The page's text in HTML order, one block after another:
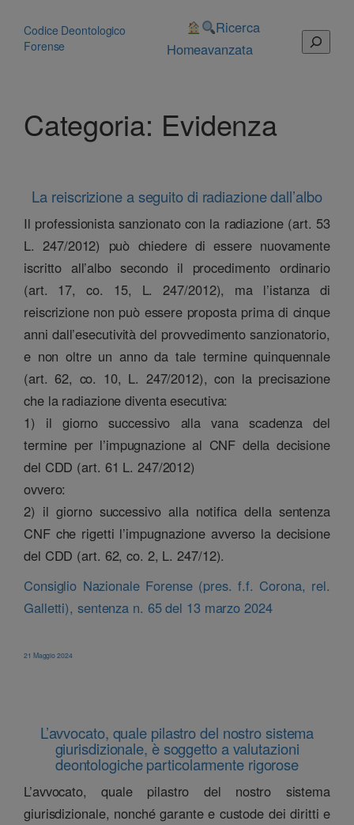
contenuto
Codice Deontologico
Forense
Home
Ricerca
avanzata
Cerca
Categoria: Evidenza
La reiscrizione a seguito di radiazione dall’albo
Il professionista sanzionato con la radiazione (art. 53
L. 247/2012) può chiedere di essere nuovamente
iscritto all’albo secondo il procedimento ordinario
(art. 17, co. 15, L. 247/2012), ma l’istanza di
reiscrizione non può essere proposta prima di cinque
anni dall’esecutività del provvedimento sanzionatorio,
e non oltre un anno da tale termine quinquennale
(art. 62, co. 10, L. 247/2012), con la precisazione
che la radiazione diventa esecutiva:
1) il giorno successivo alla vana scadenza del
termine per l’impugnazione al CNF della decisione
del CDD (art. 61 L. 247/2012)
ovvero:
2) il giorno successivo alla notifica della sentenza
CNF che rigetti l’impugnazione avverso la decisione
del CDD (art. 62, co. 2, L. 247/12).
Consiglio Nazionale Forense (pres. f.f. Corona, rel.
Galletti), sentenza n. 65 del 13 marzo 2024
21 Maggio 2024
L’avvocato, quale pilastro del nostro sistema
giurisdizionale, è soggetto a valutazioni
deontologiche particolarmente rigorose
L’avvocato, quale pilastro del nostro sistema
giurisdizionale, nonché garante e custode dei diritti e